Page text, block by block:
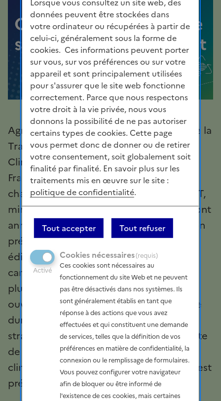
Lorsque vous consultez un site web, des
données peuvent être stockées dans
votre ordinateur ou récupérées à partir de
celui-ci, généralement sous la forme de
cookies. Ces informations peuvent porter
sur vous, sur vos préférences ou sur votre
appareil et sont principalement utilisées
pour s'assurer que le site web fonctionne
correctement. Parce que nous respectons
votre droit à la vie privée, nous vous
donnons la possibilité de ne pas autoriser
certains types de cookies. Cette page
vous permet donc de donner ou de retirer
votre consentement, soit globalement soit
finalité par finalité. En savoir plus sur les
traitements mis en œuvre sur le site :
politique de confidentialité.
Tout accepter Tout refuser
Cookies nécessaires(requis)
Activé
Ces cookies sont nécessaires au
fonctionnement du site Web et ne peuvent
pas être désactivés dans nos systèmes. Ils
sont généralement établis en tant que
réponse à des actions que vous avez
effectuées et qui constituent une demande
de services, telles que la définition de vos
préférences en matière de confidentialité, la
connexion ou le remplissage de formulaires.
Vous pouvez configurer votre navigateur
afin de bloquer ou être informé de
l'existence de ces cookies, mais certaines
Agnès PANNIER-RUNACHER, ministre de la
Transition écologique, de l’Énergie, du
Climat et de la Prévention des risques,
François DUROVRAY, ministre délégué
chargé des Transports, et Olga GIVERNET,
ministre déléguée chargée de l’Energie, ont
annoncé le lancement d’une concertation
préalable du public sur les troisièmes
éditions de la Stratégie nationale bas-
carbone (SNBC) et de la Programmation
pluriannuelle de l’Energie (PPE), qui sera
ouverte à partir du 4 novembre pour une
durée de six semaines. Ces documents
stratégiques constituent la feuille de route
de la France pour conduire sa transition
climatique et énergétique. Leur révision est
prévue tous les cinq ans.